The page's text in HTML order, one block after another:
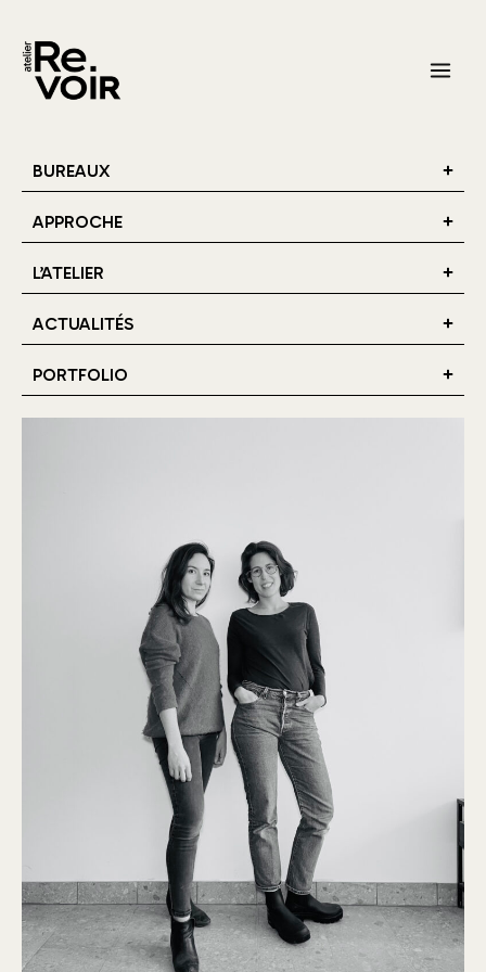
contenu
BUREAUX
APPROCHE
L’ATELIER
ACTUALITÉS
PORTFOLIO